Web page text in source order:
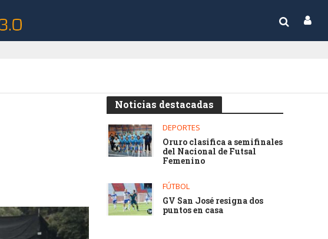
Noticias destacadas
DEPORTES
Oruro clasifica a semifinales
del Nacional de Futsal
Femenino
FÚTBOL
GV San José resigna dos
puntos en casa